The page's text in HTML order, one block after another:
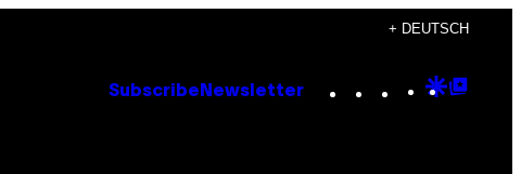
+ DEUTSCH
Subscribe Newsletter Instagram
TikTok
YouTube
Google